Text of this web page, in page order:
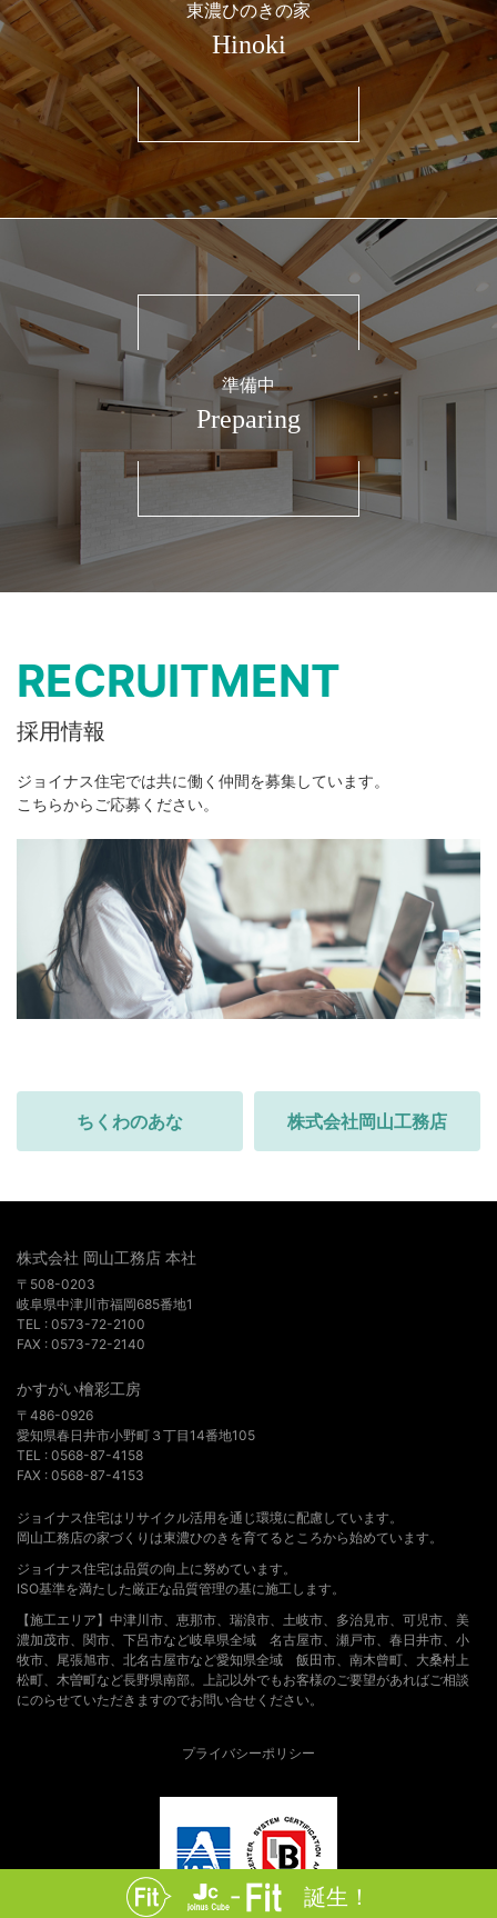
東濃ひのきの家
Hinoki
準備中
Preparing
RECRUITMENT
採用情報
ジョイナス住宅では共に働く仲間を募集しています。
こちらからご応募ください。
誕生！
ちくわのあな 株式会社岡山工務店
株式会社 岡山工務店 本社
〒508-0203
岐阜県中津川市福岡685番地1
TEL : 0573-72-2100
FAX : 0573-72-2140
かすがい檜彩工房
〒486-0926
愛知県春日井市小野町３丁目14番地105
TEL : 0568-87-4158
FAX : 0568-87-4153
ジョイナス住宅はリサイクル活用を通じ環境に配慮しています。
岡山工務店の家づくりは東濃ひのきを育てるところから始めています。
ジョイナス住宅は品質の向上に努めています。
ISO基準を満たした厳正な品質管理の基に施工します。
【施工エリア】中津川市、恵那市、瑞浪市、土岐市、多治見市、可児市、美
濃加茂市、関市、下呂市など岐阜県全域 名古屋市、瀬戸市、春日井市、小
牧市、尾張旭市、北名古屋市など愛知県全域 飯田市、南木曾町、大桑村上
松町、木曽町など長野県南部。上記以外でもお客様のご要望があればご相談
にのらせていただきますのでお問い合せください。
プライバシーポリシー